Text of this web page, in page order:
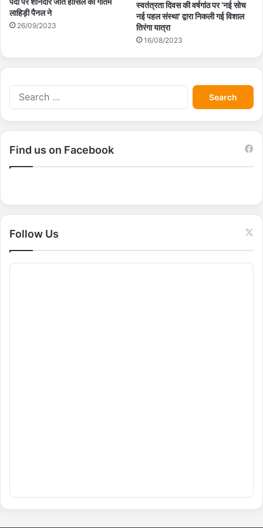
लाहिड़ी पैनल ने
26/09/2023
स्वतंत्रता दिवस की वर्षगांठ पर ‘नई सोच
नई पहल संस्था’ द्वारा निकली गई विशाल
तिरंगा यात्रा
16/08/2023
S
e
a
r
r
:
Find us on Facebook
Follow Us